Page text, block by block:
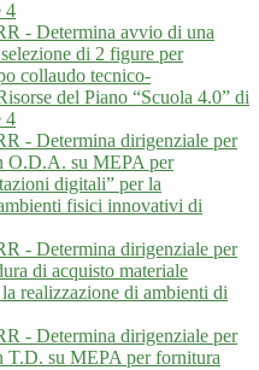
4
- Determina avvio di una
di 2 figure per
collaudo tecnico-
del Piano “Scuola 4.0” di
4
- Determina dirigenziale per
O.D.A. su MEPA per
digitali” per la
fisici innovativi di
- Determina dirigenziale per
di acquisto materiale
realizzazione di ambienti di
- Determina dirigenziale per
T.D. su MEPA per fornitura